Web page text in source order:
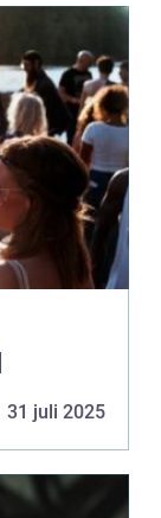
31 juli 2025